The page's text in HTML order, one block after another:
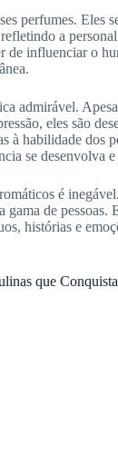
perfumes. Eles
a
de influenciar o
admirável.
eles são
à habilidade dos
se desenvolva
é
de pessoas.
histórias e
que